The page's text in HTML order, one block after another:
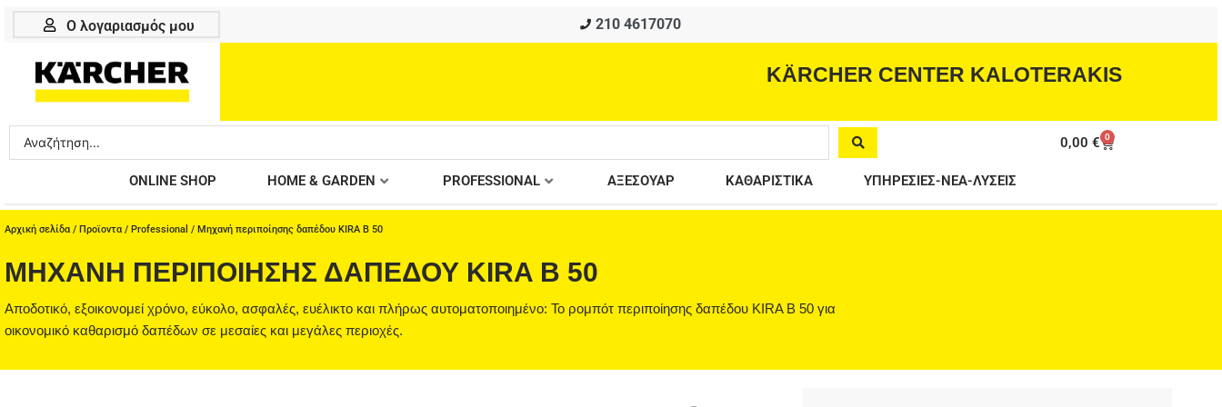
Μετάβαση
Ο λογαριασμός μου 210 4617070
KÄRCHER CENTER KALOTERAKIS
Search
...
0,00€ 0
Cart
ONLINE SHOP HOME & GARDEN PROFESSIONAL ΑΞΕΣΟΥΑΡ ΚΑΘΑΡΙΣΤΙΚΑ ΥΠΗΡΕΣΙΕΣ-ΝΕΑ-ΛΥΣΕΙΣ
Αρχική σελίδα / Προϊοντα / Professional / Μηχανή περιποίησης δαπέδου KIRA B 50
ΜΗΧΑΝΉ ΠΕΡΙΠΟΊΗΣΗΣ ΔΑΠΈΔΟΥ KIRA B 50
Αποδοτικό, εξοικονομεί χρόνο, εύκολο, ασφαλές, ευέλικτο και πλήρως αυτοματοποιημένο: Το ρομπότ περιποίησης δαπέδου KIRA B 50 για
οικονομικό καθαρισμό δαπέδων σε μεσαίες και μεγάλες περιοχές.